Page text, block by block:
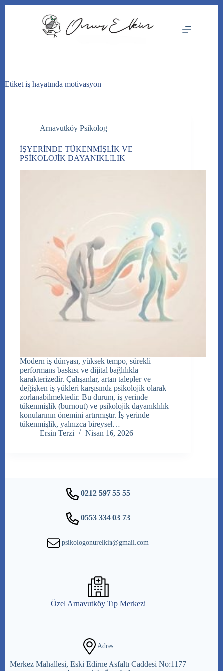
Etiket iş hayatında motivasyon
Arnavutköy Psikolog
İŞYERİNDE TÜKENMİŞLİK VE
PSİKOLOJİK DAYANIKLILIK
Modern iş dünyası, yüksek tempo, sürekli
performans baskısı ve dijital bağlılıkla
karakterizedir. Çalışanlar, artan talepler ve
değişken iş yükleri karşısında psikolojik olarak
zorlanabilmektedir. Bu durum, iş yerinde
tükenmişlik (burnout) ve psikolojik dayanıklılık
konularının önemini artırmıştır. İş yerinde
tükenmişlik, yalnızca bireysel…
Ersin Terzi
Nisan 16, 2026
0212 597 55 55
0553 334 03 73
psikologonurelkin@gmail.com
Özel Arnavutköy Tıp Merkezi
Adres
Merkez Mahallesi, Eski Edirne Asfaltı Caddesi No:1177